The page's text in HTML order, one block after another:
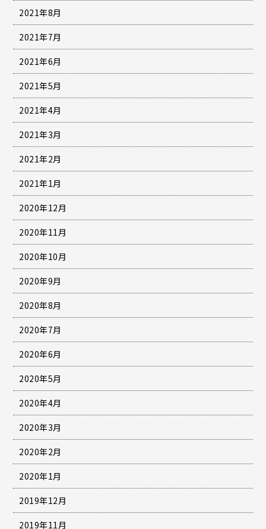
2021年8月
2021年7月
2021年6月
2021年5月
2021年4月
2021年3月
2021年2月
2021年1月
2020年12月
2020年11月
2020年10月
2020年9月
2020年8月
2020年7月
2020年6月
2020年5月
2020年4月
2020年3月
2020年2月
2020年1月
2019年12月
2019年11月